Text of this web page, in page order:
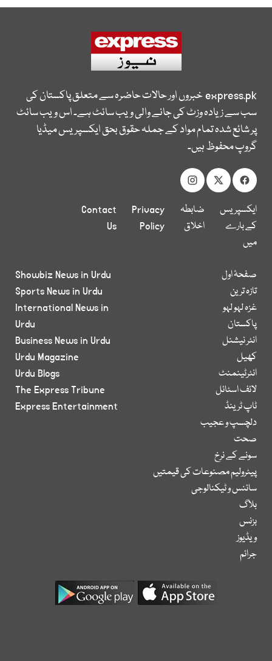
express.pkخبروں اور حالات حاضرہ سے متعلق پاکستان کی
سب سے زیادہ وزٹ کی جانے والی ویب سائٹ ہے۔ اس ویب سائٹ
پر شائع شدہ تمام مواد کے جملہ حقوق بحق ایکسپریس میڈیا
گروپ محفوظ ہیں۔
ایکسپریس
کے بارے
میں
ضابطہ
اخلاق
Privacy
Policy
Contact
Us
صفحۂ اول
تازہ ترین
غزہ لہو لہو
پاکستان
انٹر نیشنل
کھیل
انٹرٹینمنٹ
لائف اسٹائل
ٹاپ ٹرینڈ
دلچسپ و عجیب
صحت
سونے کے نرخ
پیٹرولیم مصنوعات کی قیمتیں
سائنس و ٹیکنالوجی
بلاگ
بزنس
ویڈیوز
جرائم
Showbiz News in Urdu
Sports News in Urdu
International News in
Urdu
Business News in Urdu
Urdu Magazine
Urdu Blogs
The Express Tribune
Express Entertainment